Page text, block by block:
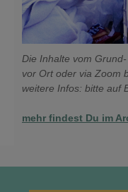
Die Inhalte vom
vor Ort oder via Zoom
weitere Infos: bitte auf
mehr findest Du im